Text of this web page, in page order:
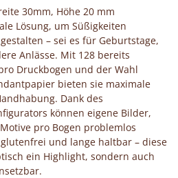
30mm, Höhe 20 mm
Lösung, um Süßigkeiten
– sei es für Geburtstage,
Anlässe. Mit 128 bereits
Druckbogen und der Wahl
bieten sie maximale
Dank des
können eigene Bilder,
pro Bogen problemlos
und lange haltbar – diese
ein Highlight, sondern auch